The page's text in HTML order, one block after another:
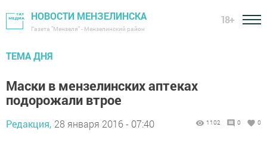
НОВОСТИ МЕНЗЕЛИНСКА
Газета "Мензеля" - Мензелинский район
18+
ТЕМА ДНЯ
Маски в мензелинских аптеках
подорожали втрое
Редакция, 28 января 2016 - 07:40 1102 0 0